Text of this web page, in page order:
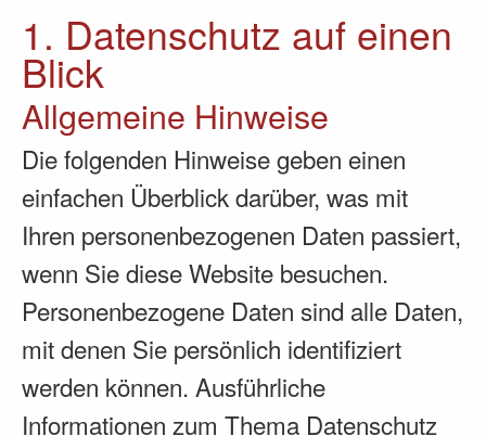
1. Datenschutz auf einen
Blick
Allgemeine Hinweise
Die folgenden Hinweise geben einen
einfachen Überblick darüber, was mit
Ihren personenbezogenen Daten passiert,
wenn Sie diese Website besuchen.
Personenbezogene Daten sind alle Daten,
mit denen Sie persönlich identifiziert
werden können. Ausführliche
Informationen zum Thema Datenschutz